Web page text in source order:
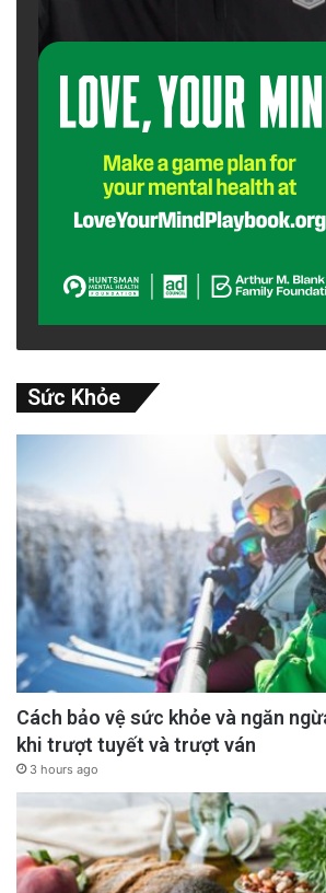
Sức Khỏe
Cách bảo vệ sức khỏe và ngăn
khi trượt tuyết và trượt ván
3 hours ago